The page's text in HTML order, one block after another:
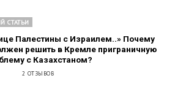
СТАТЬИ
Палестины с Израилем..» Почему
решить в Кремле приграничную
с Казахстаном?
2 ОТЗЫВОВ